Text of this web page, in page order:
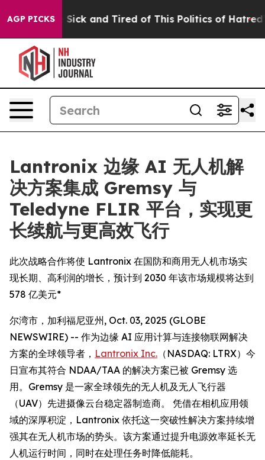
AGP PICKS
Are Sick and Tired of This Politics of Hatred” The
Lantronix 边缘 AI 无人机解
决方案集成 Gremsy 与
Teledyne FLIR 平台，实现更
长续航与更高效飞行
此次战略合作将使 Lantronix 在国防和商用无人机市场实
现长期、高利润的增长，预计到 2030 年该市场规模将达到
578 亿美元*
尔湾市，加利福尼亚州, Oct. 03, 2025 (GLOBE
NEWSWIRE) -- 作为边缘 AI 应用计算与连接物联网解决
方案的全球领导者， Lantronix Inc. （NASDAQ: LTRX）今
日宣布其符合 NDAA/TAA 的解决方案已被 Gremsy 选
用。Gremsy 是一家全球领先的无人机及无人飞行器
（UAV）先进摄像云台稳定器制造商。 凭借在相机应用领
域的深厚积淀，Lantronix 依托这一突破性解决方案持续增
强其在无人机市场的势头。该方案通过提升电源效率延长无
人机运行时间，同时在处理任务时降低能耗。